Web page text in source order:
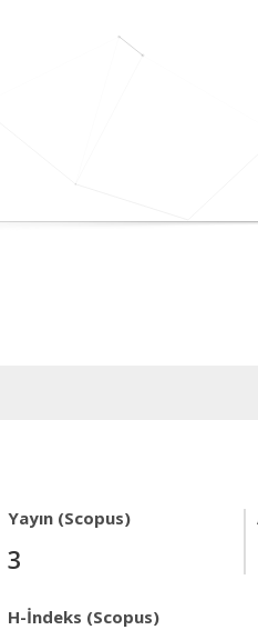
Yayın (Scopus)
3
H-İndeks (Scopus)